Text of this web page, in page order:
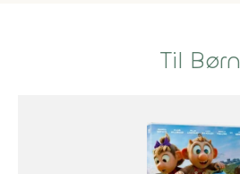
Til Børn